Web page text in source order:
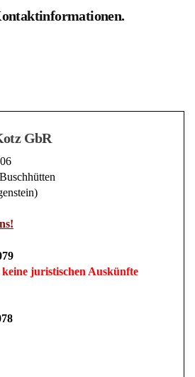
GbR
juristischen Auskünfte